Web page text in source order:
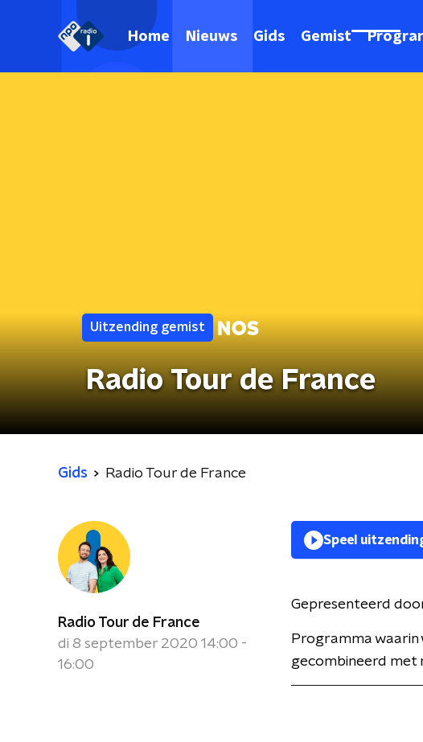
Home Nieuws Gids Gemist
Uitzending gemist
Radio Tour de France
Gids Radio Tour de France
Radio Tour de France
di 8 september 2020 14:00 -
16:00
Speel
Gepresenteerd
Programma waarin
gecombineerd met